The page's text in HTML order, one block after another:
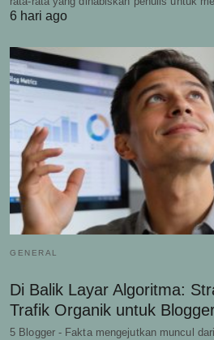
6 hari ago
GENERAL
Di Balik Layar Algoritma:
Trafik Organik untuk
5 Blogger - Fakta mengejutkan muncul